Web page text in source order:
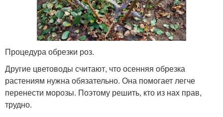
Процедура обрезки роз.
Другие цветоводы считают, что осенняя обрезка
растениям нужна обязательно. Она помогает легче
перенести морозы. Поэтому решить, кто из нах прав,
трудно.